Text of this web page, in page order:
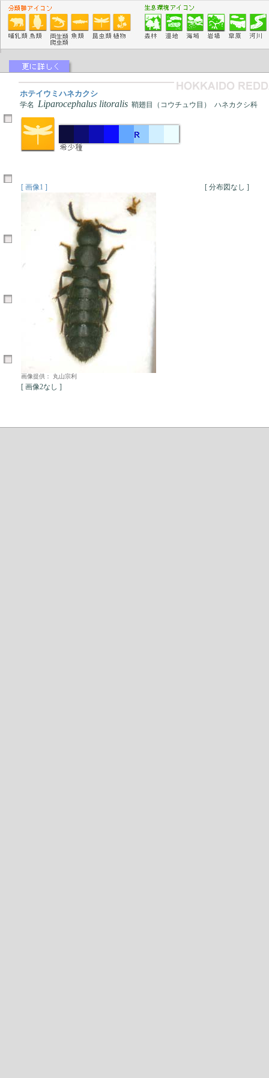
ホテイウミハネカクシ
学名 Liparocephalus litoralis 鞘翅目（コウチュウ目） ハネカクシ科
[ 画像1 ]
画像提供： 丸山宗利
[ 分布図なし ]
[ 画像2なし ]